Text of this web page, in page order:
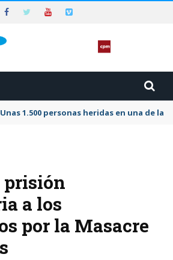
Unas 1.500 personas heridas en una de
prisión
a los
por la Masacre